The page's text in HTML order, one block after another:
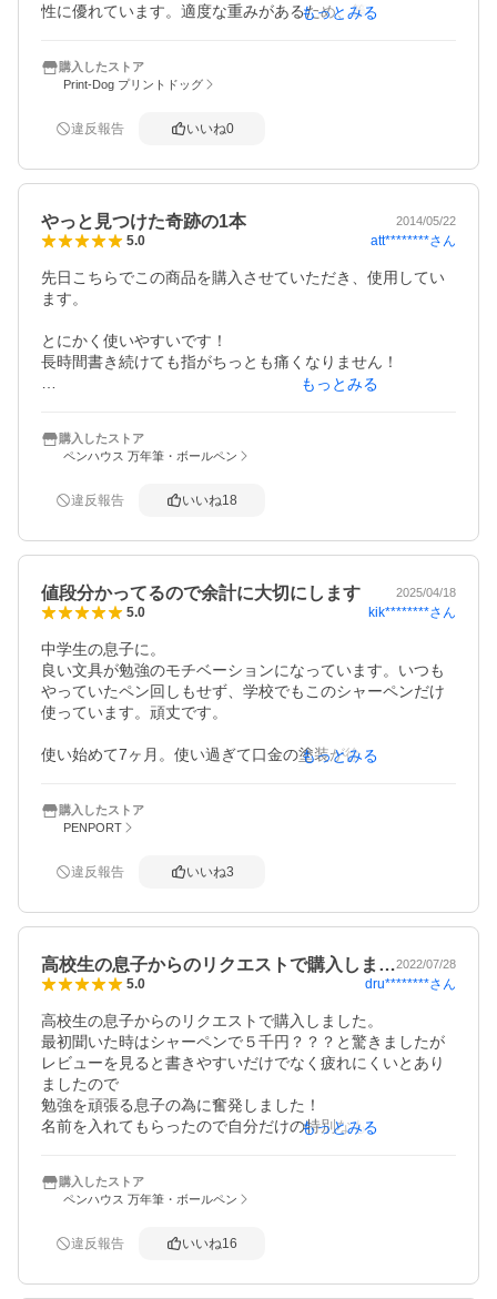
性に優れています。適度な重みがあるため、筆記時に安定
社会人まで幅広い世代に支持されています。カラーバリエ
ーションも豊富で、自分の好みに合った一本を選べる楽し
く、製図やノート作成など細かな作業にも適しています。
やすく、学校や職場などさまざまな場面で活躍します。使
コスペシャルならではの魅力です。機能性とデザイン性を
高いレベルで両立しているため、筆記具にこだわりたい人
もっとみる
購入したストア
Print-Dog プリントドッグ
違反報告 いいね0
やっと見つけた奇跡の1本 2014/05/22
5.0 att********さん
先日こちらでこの商品を購入させていただき、使用してい
ます。
とにかく使いやすいです！
長時間書き続けても指がちっとも痛くなりません！
握ること自体が困難になり、とても困っていました。
でも書きやすいとされる様々な筆記具を値段に糸目をつけ
放され、大変助かっています。
な配慮をしていただき、対応にも大変満足しております。
また購入する機会がありましたら、宜しくお願いします。
もっとみる
購入したストア
ペンハウス 万年筆・ボールペン
違反報告 いいね18
値段分かってるので余計に大切にします 2025/04/18
5.0 kik********さん
中学生の息子に。
良い文具が勉強のモチベーションになっています。いつも
やっていたペン回しもせず、学校でもこのシャーペンだけ
使っています。頑丈です。
使い始めて7ヶ月。使い過ぎて口金の塗装が徐々に落ち、今
なのかなーなどと思いながら、壊れているわけではないの
でそのままです
れませんが、こちらは「塗装が剥げるほど勉強した」と、
かったです
もっとみる
購入したストア
PENPORT
違反報告 いいね3
高校生の息子からのリクエストで購入しま…2022/07/28
5.0 dru********さん
高校生の息子からのリクエストで購入しました。
最初聞いた時はシャーペンで５千円？？？と驚きましたが
レビューを見ると書きやすいだけでなく疲れにくいとあり
ましたので
勉強を頑張る息子の為に奮発しました！
名前を入れてもらったので自分だけの特別なものとして息
感触が絶妙だと
思います。お値段にも納得です。
舞って
(笑)）
もっとみる
購入したストア
ペンハウス 万年筆・ボールペン
違反報告 いいね16